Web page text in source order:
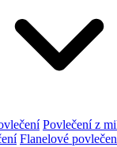
Povlečení z
Flanelové